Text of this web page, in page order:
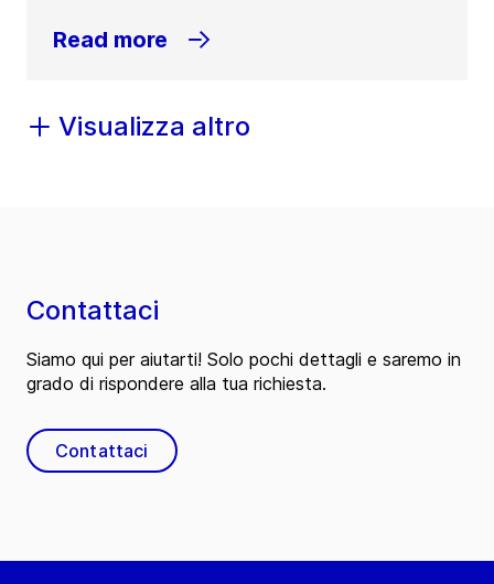
Read more
Visualizza altro
Contattaci
Siamo qui per aiutarti! Solo pochi dettagli e saremo in
grado di rispondere alla tua richiesta.
Contattaci